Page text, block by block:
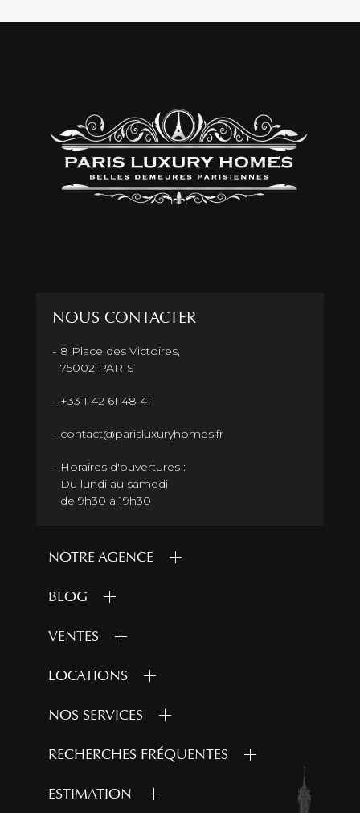
NOUS CONTACTER
8 Place des Victoires,
75002 PARIS
+33 1 42 61 48 41
contact@parisluxuryhomes.fr
Horaires d'ouvertures :
Du lundi au samedi
de 9h30 à 19h30
NOTRE AGENCE
BLOG
VENTES
LOCATIONS
NOS SERVICES
RECHERCHES FRÉQUENTES
ESTIMATION